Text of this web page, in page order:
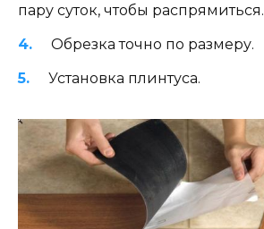
пару суток, чтобы распрямиться.
Обрезка точно по размеру.
Установка плинтуса.